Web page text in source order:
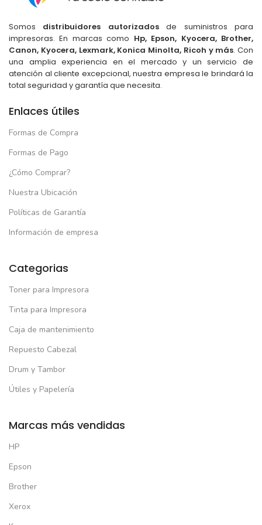
Somos distribuidores autorizadosde suministros para
impresoras. En marcas como Hp, Epson, Kyocera, Brother,
Canon, Kyocera, Lexmark, Konica Minolta, Ricoh y más. Con
una amplia experiencia en el mercado y un servicio de
atención al cliente excepcional, nuestra empresa le brindará la
total seguridad y garantía que necesita.
Enlaces útiles
Formas de Compra
Formas de Pago
¿Cómo Comprar?
Nuestra Ubicación
Políticas de Garantía
Información de empresa
Categorias
Toner para Impresora
Tinta para Impresora
Caja de mantenimiento
Repuesto Cabezal
Drum y Tambor
Útiles y Papelería
Marcas más vendidas
HP
Epson
Brother
Xerox